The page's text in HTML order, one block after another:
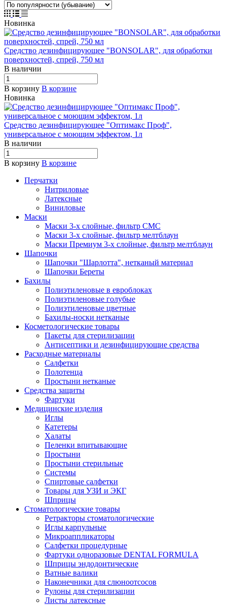
Новинка
Средство дезинфицирующее "BONSOLAR", для обработки
поверхностей, спрей, 750 мл
В наличии
В корзину В корзине
Новинка
Средство дезинфицирующее "Оптимакс Проф",
универсальное с моющим эффектом, 1л
В наличии
В корзину В корзине
Перчатки
Нитриловые
Латексные
Виниловые
Маски
Маски 3-х слойные, фильтр СМС
Маски 3-х слойные, фильтр мелтблаун
Маски Премиум 3-х слойные, фильтр мелтблаун
Шапочки
Шапочки "Шарлотта", нетканый материал
Шапочки Береты
Бахилы
Полиэтиленовые в евроблоках
Полиэтиленовые голубые
Полиэтиленовые цветные
Бахилы-носки нетканые
Косметологические товары
Пакеты для стерилизации
Антисептики и дезинфицирующие средства
Расходные материалы
Салфетки
Полотенца
Простыни нетканые
Средства защиты
Фартуки
Медицинские изделия
Иглы
Катетеры
Халаты
Пеленки впитывающие
Простыни
Простыни стерильные
Системы
Спиртовые салфетки
Товары для УЗИ и ЭКГ
Шприцы
Стоматологические товары
Ретракторы стоматологические
Иглы карпульные
Микроаппликаторы
Салфетки процедурные
Фартуки одноразовые DENTAL FORMULA
Шприцы эндодонтические
Ватные валики
Наконечники для слюноотсосов
Рулоны для стерилизации
Листы латексные